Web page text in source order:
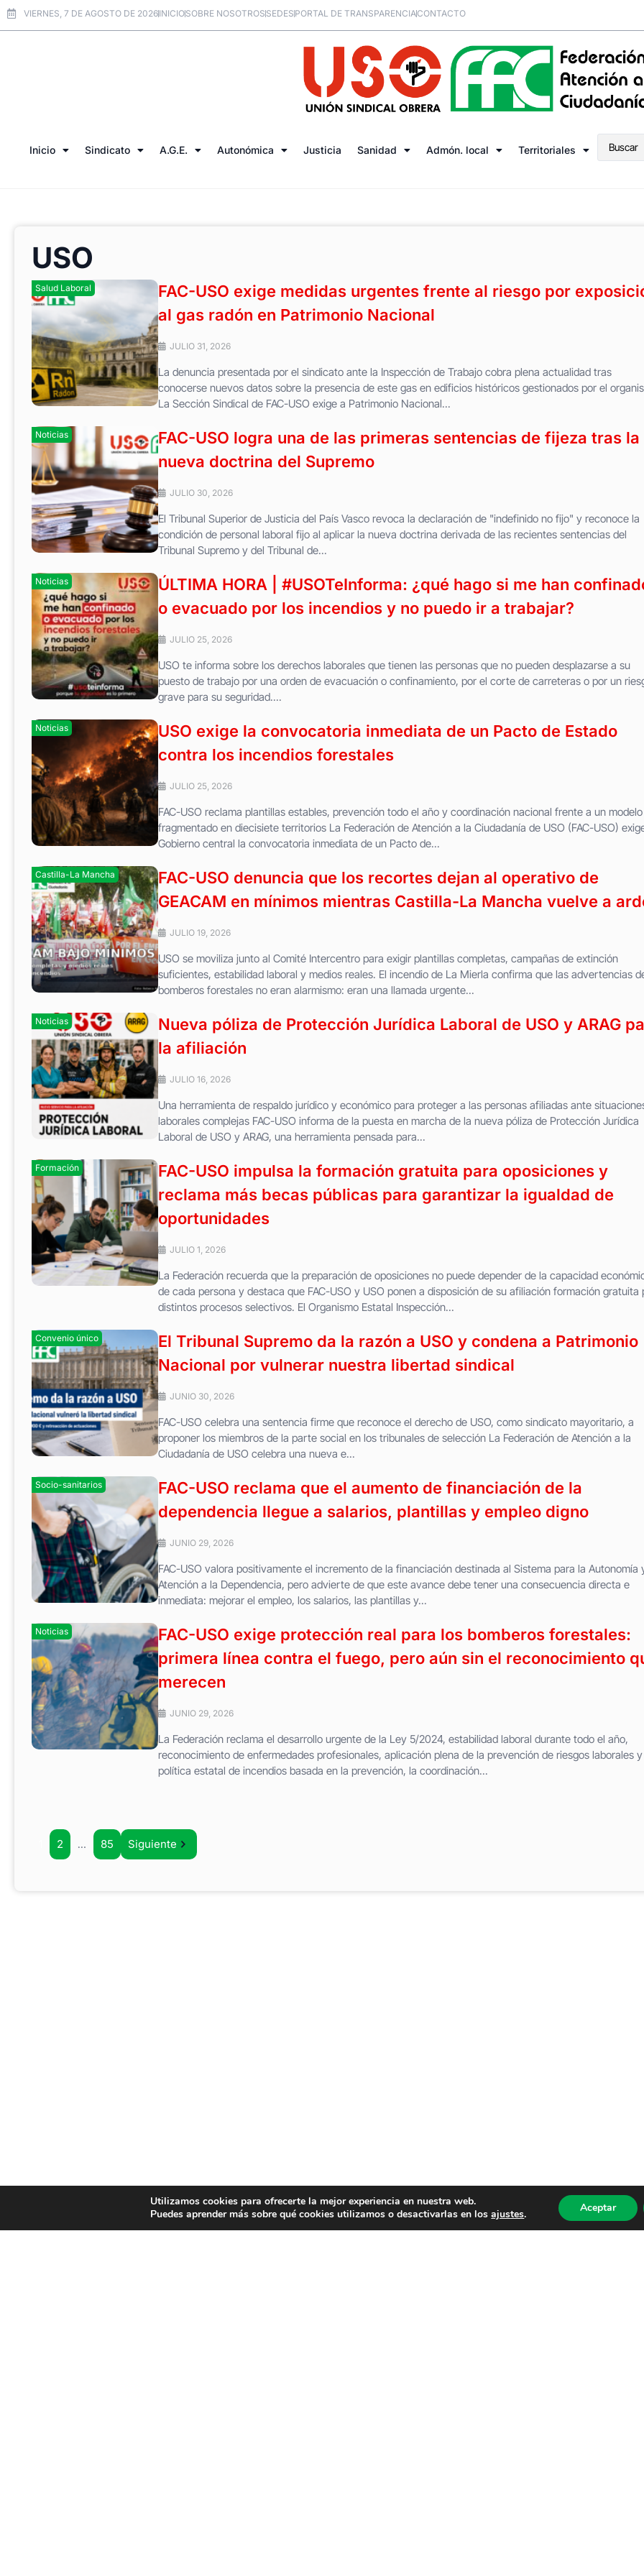
VIERNES, 7 DE AGOSTO DE 2026INICIOSOBRE NOSOTROSSEDESPORTAL DE TRANSPARENCIACONTACTO
Inicio Sindicato A.G.E. Autonómica Justicia Sanidad Admón. local Territoriales
USO
Salud Laboral
FAC-USO exige medidas urgentes frente al riesgo por
al gas radón en Patrimonio Nacional
JULIO 31, 2026
La denuncia presentada por el sindicato ante la Inspección de Trabajo cobra plena actualidad tras
conocerse nuevos datos sobre la presencia de este gas en edificios históricos gestionados por el
La Sección Sindical de FAC-USO exige a Patrimonio Nacional...
Noticias
FAC-USO logra una de las primeras sentencias de fijeza tras la
nueva doctrina del Supremo
JULIO 30, 2026
El Tribunal Superior de Justicia del País Vasco revoca la declaración de "indefinido no fijo" y reconoce la
condición de personal laboral fijo al aplicar la nueva doctrina derivada de las recientes sentencias del
Tribunal Supremo y del Tribunal de...
Noticias
ÚLTIMA HORA | #USOTeInforma: ¿qué hago si me han
o evacuado por los incendios y no puedo ir a trabajar?
JULIO 25, 2026
USO te informa sobre los derechos laborales que tienen las personas que no pueden desplazarse a su
puesto de trabajo por una orden de evacuación o confinamiento, por el corte de carreteras o por un
grave para su seguridad....
Noticias
USO exige la convocatoria inmediata de un Pacto de Estado
contra los incendios forestales
JULIO 25, 2026
FAC-USO reclama plantillas estables, prevención todo el año y coordinación nacional frente a un modelo
fragmentado en diecisiete territorios La Federación de Atención a la Ciudadanía de USO (FAC-USO)
Gobierno central la convocatoria inmediata de un Pacto de...
Castilla-La Mancha
FAC-USO denuncia que los recortes dejan al operativo de
GEACAM en mínimos mientras Castilla-La Mancha vuelve a
JULIO 19, 2026
USO se moviliza junto al Comité Intercentro para exigir plantillas completas, campañas de extinción
suficientes, estabilidad laboral y medios reales. El incendio de La Mierla confirma que las advertencias
bomberos forestales no eran alarmismo: eran una llamada urgente...
Noticias
Nueva póliza de Protección Jurídica Laboral de USO y ARAG
la afiliación
JULIO 16, 2026
Una herramienta de respaldo jurídico y económico para proteger a las personas afiliadas ante
laborales complejas FAC-USO informa de la puesta en marcha de la nueva póliza de Protección Jurídica
Laboral de USO y ARAG, una herramienta pensada para...
Formación
FAC-USO impulsa la formación gratuita para oposiciones y
reclama más becas públicas para garantizar la igualdad de
oportunidades
JULIO 1, 2026
La Federación recuerda que la preparación de oposiciones no puede depender de la capacidad
de cada persona y destaca que FAC-USO y USO ponen a disposición de su afiliación formación gratuita
distintos procesos selectivos. El Organismo Estatal Inspección...
Convenio único
El Tribunal Supremo da la razón a USO y condena a Patrimonio
Nacional por vulnerar nuestra libertad sindical
JUNIO 30, 2026
FAC-USO celebra una sentencia firme que reconoce el derecho de USO, como sindicato mayoritario, a
proponer los miembros de la parte social en los tribunales de selección La Federación de Atención a la
Ciudadanía de USO celebra una nueva e...
Socio-sanitarios
FAC-USO reclama que el aumento de financiación de la
dependencia llegue a salarios, plantillas y empleo digno
JUNIO 29, 2026
FAC-USO valora positivamente el incremento de la financiación destinada al Sistema para la Autonomía
Atención a la Dependencia, pero advierte de que este avance debe tener una consecuencia directa e
inmediata: mejorar el empleo, los salarios, las plantillas y...
Noticias
FAC-USO exige protección real para los bomberos forestales:
primera línea contra el fuego, pero aún sin el reconocimiento
merecen
JUNIO 29, 2026
La Federación reclama el desarrollo urgente de la Ley 5/2024, estabilidad laboral durante todo el año,
reconocimiento de enfermedades profesionales, aplicación plena de la prevención de riesgos laborales
política estatal de incendios basada en la prevención, la coordinación...
2 … 85 Siguiente
Utilizamos cookies para ofrecerte la mejor experiencia en nuestra web.
Puedes aprender más sobre qué cookies utilizamos o desactivarlas en losajustes. Aceptar